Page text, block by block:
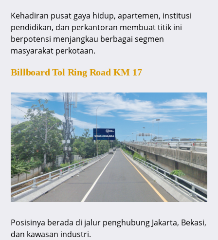
Kehadiran pusat gaya hidup, apartemen, institusi
pendidikan, dan perkantoran membuat titik ini
berpotensi menjangkau berbagai segmen
masyarakat perkotaan.
Billboard Tol Ring Road KM 17
Posisinya berada di jalur penghubung Jakarta, Bekasi,
dan kawasan industri.